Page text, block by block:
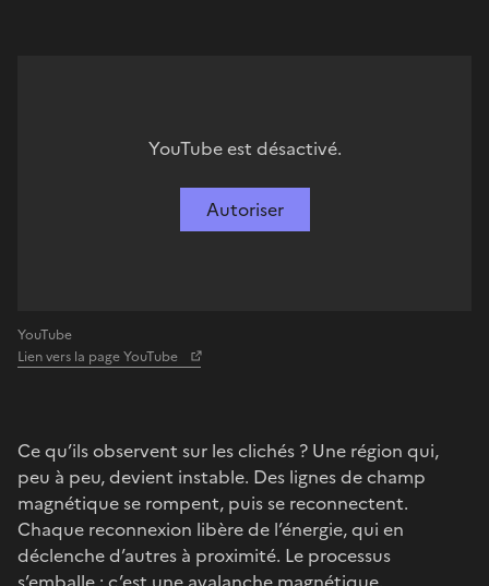
YouTube est désactivé.
Autoriser
YouTube
Lien vers la page YouTube
Ce qu’ils observent sur les clichés ? Une région qui,
peu à peu, devient instable. Des lignes de champ
magnétique se rompent, puis se reconnectent.
Chaque reconnexion libère de l’énergie, qui en
déclenche d’autres à proximité. Le processus